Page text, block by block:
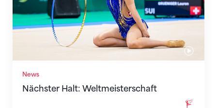
News
Nächster Halt: Weltmeisterschaft